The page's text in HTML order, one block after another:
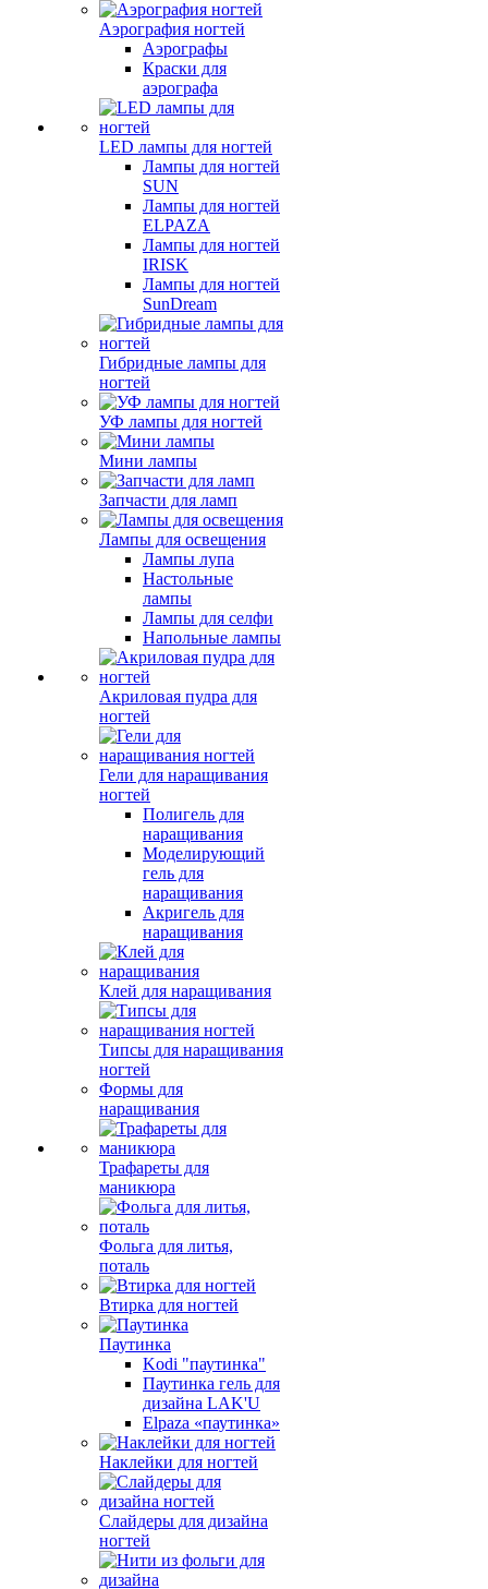
Аэрография ногтей
Аэрографы
Краски для
аэрографа
LED лампы для ногтей
Лампы для ногтей
SUN
Лампы для ногтей
ELPAZA
Лампы для ногтей
IRISK
Лампы для ногтей
SunDream
Гибридные лампы для
ногтей
УФ лампы для ногтей
Мини лампы
Запчасти для ламп
Лампы для освещения
Лампы лупа
Настольные
лампы
Лампы для селфи
Напольные лампы
Акриловая пудра для
ногтей
Гели для наращивания
ногтей
Полигель для
наращивания
Моделирующий
гель для
наращивания
Акригель для
наращивания
Клей для наращивания
Типсы для наращивания
ногтей
Формы для
наращивания
Трафареты для
маникюра
Фольга для литья,
поталь
Втирка для ногтей
Паутинка
Kodi "паутинка"
Паутинка гель для
дизайна LAK'U
Elpaza «паутинка»
Наклейки для ногтей
Слайдеры для дизайна
ногтей